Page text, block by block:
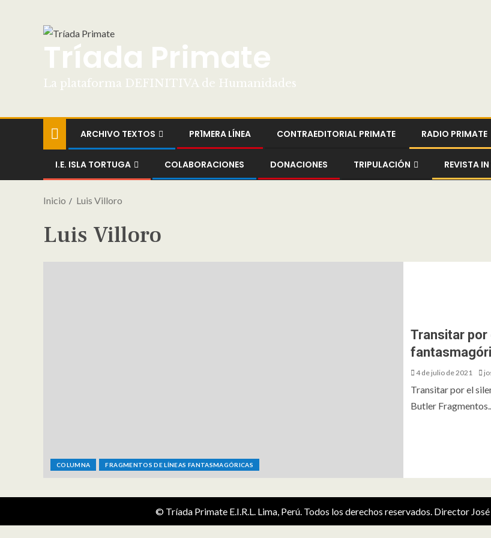
Tríada Primate
La plataforma DEFINITIVA de Humanidades
ARCHIVO TEXTOS PR1MERA LÍNEA CONTRAEDITORIAL PRIMATE RADIO PRIMATE
I.E. ISLA TORTUGA COLABORACIONES DONACIONES TRIPULACIÓN REVISTA
Inicio Luis Villoro
Luis Villoro
COLUMNA FRAGMENTOS DE LÍNEAS FANTASMAGÓRICAS
Transitar
4 de julio de 2021
Transitar por el
Butler
© Tríada Primate E.I.R.L. Lima, Perú. Todos los derechos reservados. Director